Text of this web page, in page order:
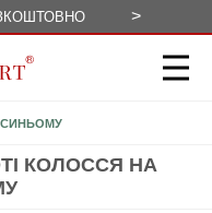
>
КОЛОССЯ НА
СИНЬОМУ